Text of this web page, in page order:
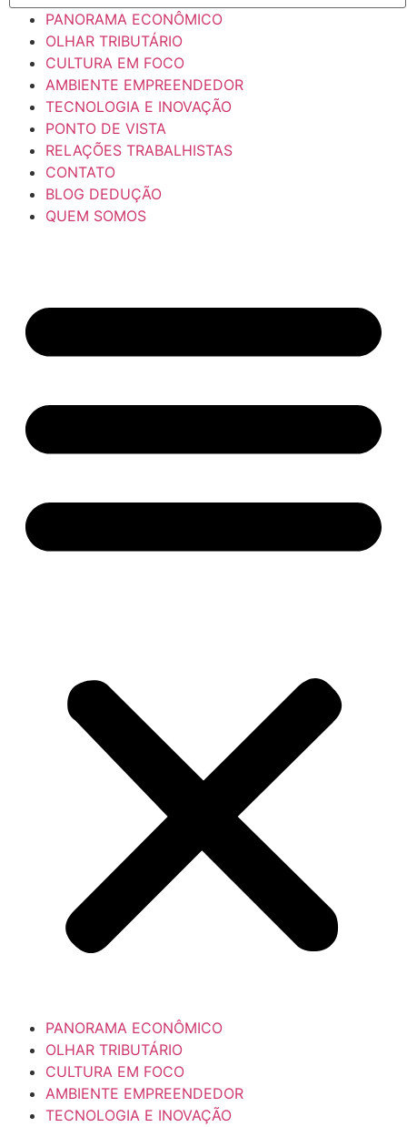
PANORAMA ECONÔMICO
OLHAR TRIBUTÁRIO
CULTURA EM FOCO
AMBIENTE EMPREENDEDOR
TECNOLOGIA E INOVAÇÃO
PONTO DE VISTA
RELAÇÕES TRABALHISTAS
CONTATO
BLOG DEDUÇÃO
QUEM SOMOS
PANORAMA ECONÔMICO
OLHAR TRIBUTÁRIO
CULTURA EM FOCO
AMBIENTE EMPREENDEDOR
TECNOLOGIA E INOVAÇÃO